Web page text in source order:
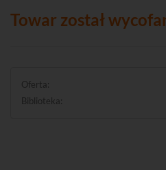
Towar został
Oferta:
Biblioteka: